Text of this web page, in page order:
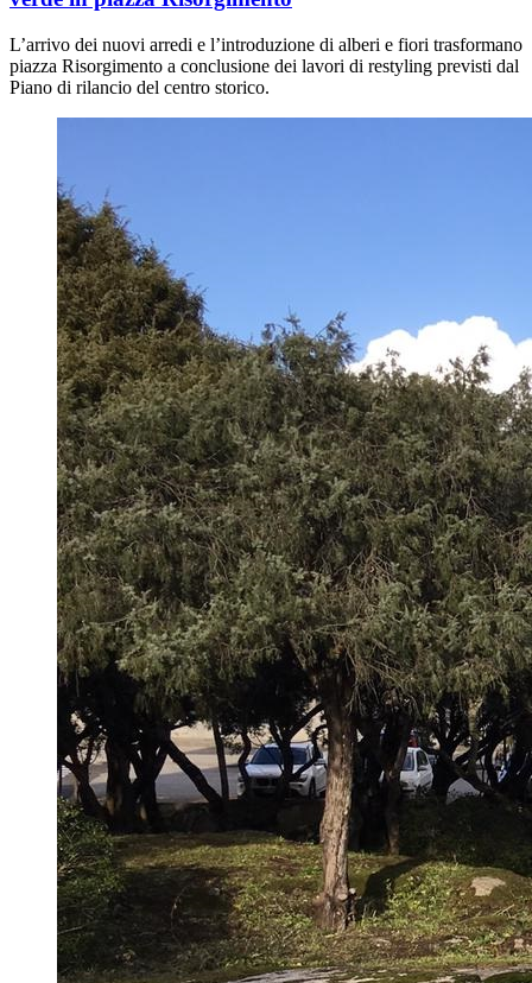
L’arrivo dei nuovi arredi e l’introduzione di alberi e fiori trasformano
piazza Risorgimento a conclusione dei lavori di restyling previsti dal
Piano di rilancio del centro storico.